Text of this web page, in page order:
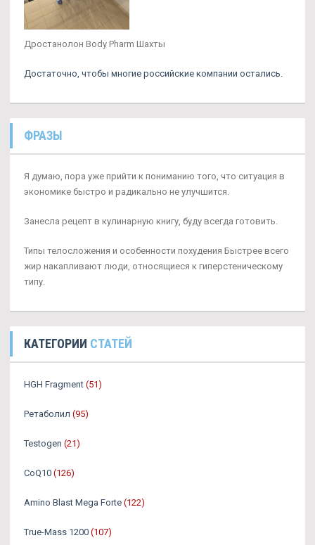
Дростанолон Body Pharm Шахты
Достаточно, чтобы многие российские компании остались.
ФРАЗЫ
Я думаю, пора уже прийти к пониманию того, что ситуация в
экономике быстро и радикально не улучшится.
Занесла рецепт в кулинарную книгу, буду всегда готовить.
Типы телосложения и особенности похудения Быстрее всего
жир накапливают люди, относящиеся к гиперстеническому
типу.
КАТЕГОРИИ СТАТЕЙ
HGH Fragment (51)
Ретаболил (95)
Testogen (21)
CoQ10 (126)
Amino Blast Mega Forte (122)
True-Mass 1200 (107)